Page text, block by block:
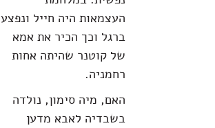
העצמאות היה חייל ונפצע
ברגל וכך הכיר את אמא
של קוטנר שהיתה אחות
רחמניה.
האם, מיה סימון, נולדה
בשבדיה לאבא מדען